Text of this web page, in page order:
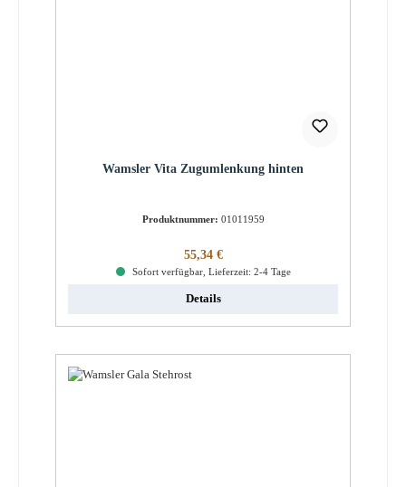
Wamsler Vita Zugumlenkung hinten
Produktnummer: 01011959
Regulärer Preis:
55,34 €
Sofort verfügbar, Lieferzeit: 2-4 Tage
Details